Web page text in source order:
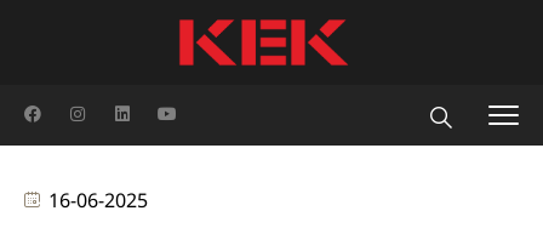
16-06-2025